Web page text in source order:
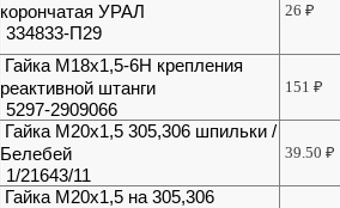
корончатая УРАЛ
334833-П29
26₽
Гайка М18х1,5-6Н крепления
реактивной штанги
5297-2909066
151₽
Гайка М20х1,5 305,306 шпильки /
Белебей
1/21643/11
39.50₽
Гайка М20х1,5 на 305,306